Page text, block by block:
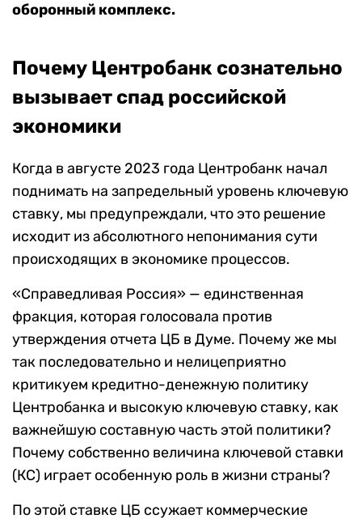
оборонный комплекс.
Почему Центробанк сознательно
вызывает спад российской
экономики
Когда в августе 2023 года Центробанк начал
поднимать на запредельный уровень ключевую
ставку, мы предупреждали, что это решение
исходит из абсолютного непонимания сути
происходящих в экономике процессов.
«Справедливая Россия» — единственная
фракция, которая голосовала против
утверждения отчета ЦБ в Думе. Почему же мы
так последовательно и нелицеприятно
критикуем кредитно-денежную политику
Центробанка и высокую ключевую ставку, как
важнейшую составную часть этой политики?
Почему собственно величина ключевой ставки
(КС) играет особенную роль в жизни страны?
По этой ставке ЦБ ссужает коммерческие